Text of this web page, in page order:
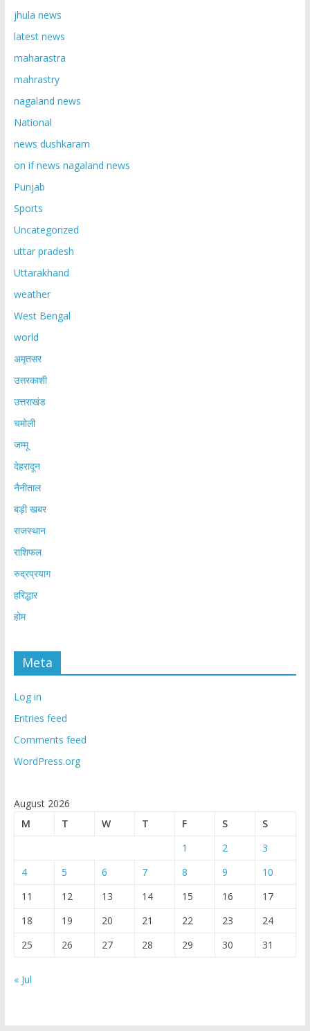
jhula news
latest news
maharastra
mahrastry
nagaland news
National
news dushkaram
on if news nagaland news
Punjab
Sports
Uncategorized
uttar pradesh
Uttarakhand
weather
West Bengal
world
अमृतसर
उत्तरकाशी
उत्तराखंड
चमोली
जम्मू
देहरादून
नैनीताल
बड़ी खबर
राजस्थान
राशिफल
रुद्रप्रयाग
हरिद्धार
होम
Meta
Log in
Entries feed
Comments feed
WordPress.org
August 2026
M
T W T F S
S
1
2
3
4
5 6 7 8 9
10
11
12 13 14 15 16
17
18
19 20 21 22 23
24
25
26 27 28 29 30 31
« Jul